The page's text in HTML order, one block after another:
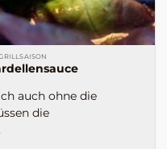
auch ohne die
die